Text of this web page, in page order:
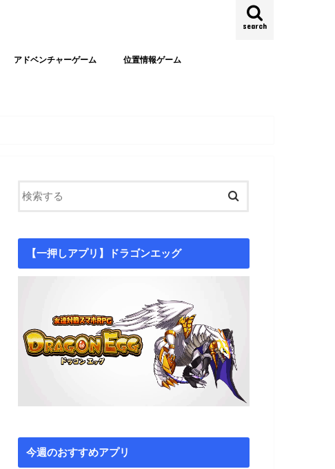
search
アドベンチャーゲーム 位置情報ゲーム
【一押しアプリ】ドラゴンエッグ
今週のおすすめアプリ